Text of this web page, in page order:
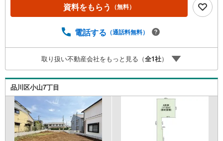
ライフシミュレーション・生活収支のキャッシュフローを
た資金計画のご提案・効果的な生命保険の見直し ◎住宅ロ
するのが効果的？・どこの銀行で借りるとお得なの？・適
切な借入額は？■キッズスペースもございます☆DVD、おも
ちゃ、絵本、ぬりえなど充実させております。資料請求は
【下部オレンジ色資料請求ボタン】よりお問い合わせくだ
さい！
資料をもらう （無料）
電話する （通話料無料）
取り扱い不動産会社をもっと見る（全1社）
品川区小山7丁目